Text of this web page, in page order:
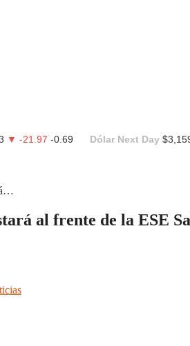
▼ -21.97 -0.69 Dólar Next Day
al frente de la ESE